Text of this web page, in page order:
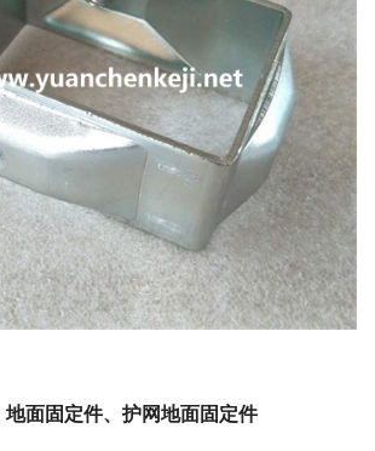
地面固定件、护网地面固定件